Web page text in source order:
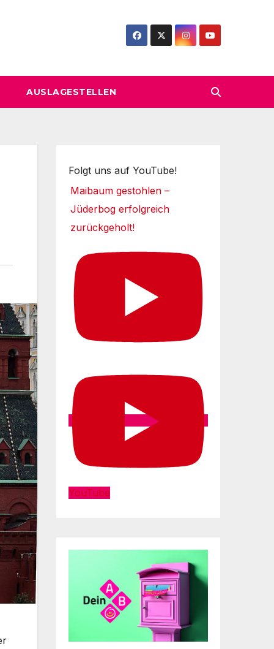
AUSLAGESTELLEN
Folgt uns auf YouTube!
Maibaum gestohlen –
Jüderbog erfolgreich
zurückgeholt!
YouTube